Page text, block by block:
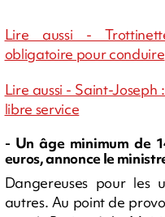
Lire aussi -
obligatoire pour conduire
Lire aussi - Saint-
libre service
- Un âge minimum de
euros, annonce le
Dangereuses pour les
autres. Au point de